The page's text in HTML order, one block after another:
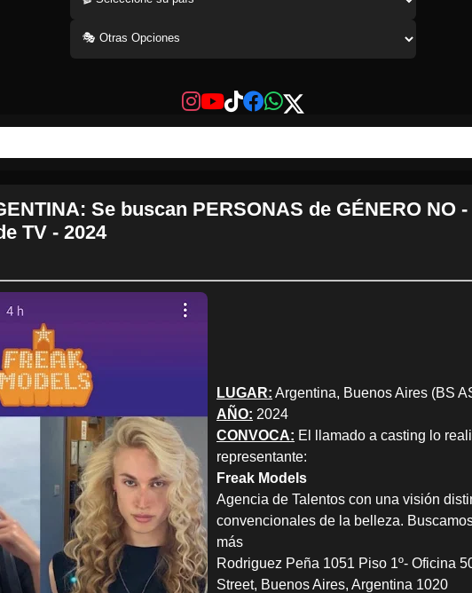
Se buscan PERSONAS de GÉNERO NO
TV - 2024
LUGAR: Argentina, Buenos Aires (BS
AÑO: 2024
CONVOCA: El llamado a casting lo
representante:
Freak Models
Agencia de Talentos con una visión
convencionales de la belleza.
más
Rodriguez Peña 1051 Piso 1º- Oficina
Street, Buenos Aires, Argentina 1020